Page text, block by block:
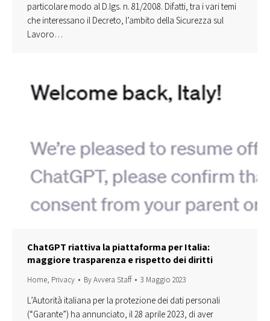
particolare modo al D.lgs. n. 81/2008. Difatti, tra i vari temi
che interessano il Decreto, l’ambito della Sicurezza sul
Lavoro…
ChatGPT riattiva la piattaforma per Italia:
maggiore trasparenza e rispetto dei diritti
Home, Privacy ByAvvera Staff 3 Maggio 2023
L’Autorità italiana per la protezione dei dati personali
(“Garante”) ha annunciato, il 28 aprile 2023, di aver